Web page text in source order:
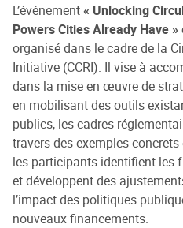
L’événement« Unlocking
Powers Cities Already Have »
organisé dans le cadre de la
Initiative (CCRI). Il vise à
dans la mise en œuvre de
en mobilisant des outils
publics, les cadres
travers des exemples
les participants identifient les
et développent des
l’impact des politiques
nouveaux financements.